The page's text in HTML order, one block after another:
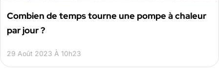
Combien de temps tourne une pompe à chaleur
par jour ?
29 Août 2023 À 10h23